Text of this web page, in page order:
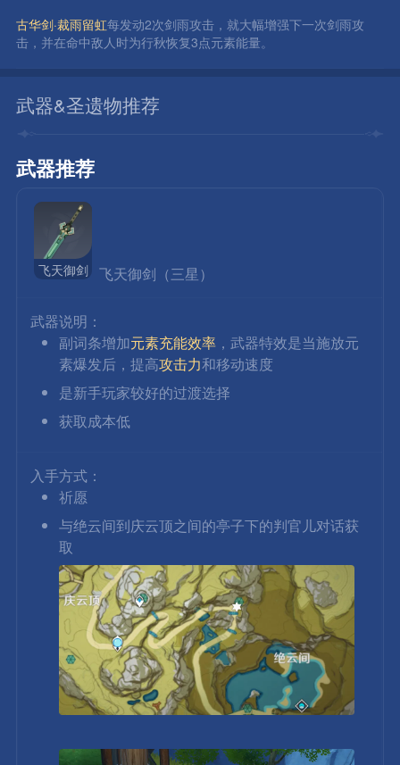
古华剑·裁雨留虹每发动2次剑雨攻击，就大幅增强下一次剑雨攻
击，并在命中敌人时为行秋恢复3点元素能量。
武器&圣遗物推荐
武器推荐
飞天御剑 飞天御剑（三星）
武器说明：
副词条增加元素充能效率 ，武器特效是当施放元
素爆发后，提高攻击力和移动速度
是新手玩家较好的过渡选择
获取成本低
入手方式：
祈愿
与绝云间到庆云顶之间的亭子下的判官儿对话获
取